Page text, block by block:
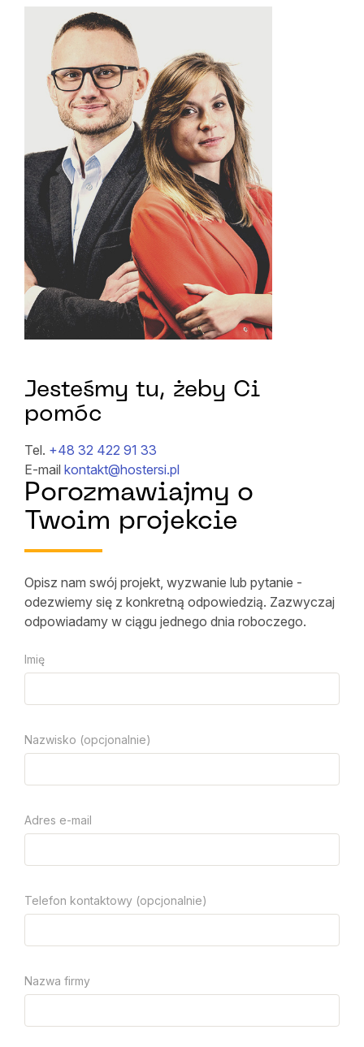
Jesteśmy tu, żeby Ci
pomóc
Tel. +48 32 422 91 33
E-mail kontakt@hostersi.pl
Porozmawiajmy o
Twoim projekcie
Opisz nam swój projekt, wyzwanie lub pytanie -
odezwiemy się z konkretną odpowiedzią. Zazwyczaj
odpowiadamy w ciągu jednego dnia roboczego.
Imię
Nazwisko (opcjonalnie)
Adres e-mail
Telefon kontaktowy (opcjonalnie)
Nazwa firmy